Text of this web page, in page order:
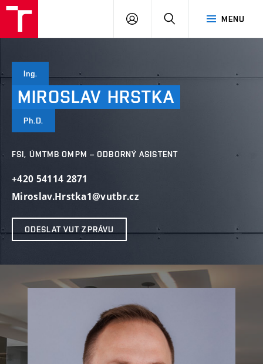
MENU
PŘIHLÁSIT
Ing.
MIROSLAV HRSTKA
Ph.D.
FSI, ÚMTMB OMPM – ODBORNÝ ASISTENT
+420 54114 2871
Miroslav.Hrstka1@vutbr.cz
ODESLAT VUT ZPRÁVU